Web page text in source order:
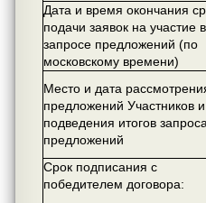
Дата и время окончания
подачи заявок на участие в
запросе предложений (по
московскому времени)
Место и дата
предложений Участников и
подведения итогов
предложений
Срок подписания с
победителем договора: